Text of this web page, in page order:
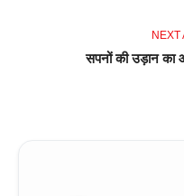
NEXT
सपनों की उड़ान